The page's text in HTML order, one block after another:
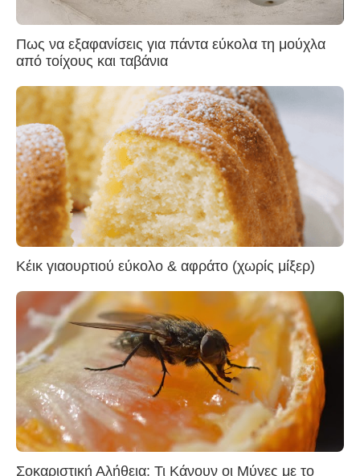
Πως να εξαφανίσεις για πάντα εύκολα τη μούχλα
από τοίχους και ταβάνια
Κέικ γιαουρτιού εύκολο & αφράτο (χωρίς μίξερ)
Σοκαριστική Αλήθεια: Τι Κάνουν οι Μύγες με το